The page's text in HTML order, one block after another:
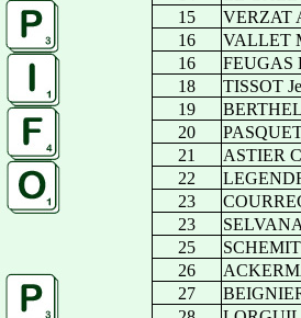
15
VERZAT
16
VALLET
16
FEUGAS
18
TISSOT
19
20
21
ASTIER
22
23
23
25
26
27